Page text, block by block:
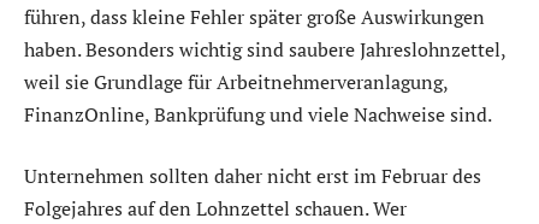
führen, dass kleine Fehler später große Auswirkungen
haben. Besonders wichtig sind saubere Jahreslohnzettel,
weil sie Grundlage für Arbeitnehmerveranlagung,
FinanzOnline, Bankprüfung und viele Nachweise sind.
Unternehmen sollten daher nicht erst im Februar des
Folgejahres auf den Lohnzettel schauen. Wer